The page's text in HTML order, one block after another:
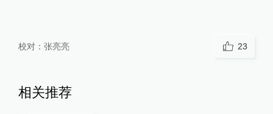
校对： 张亮亮 23
相关推荐